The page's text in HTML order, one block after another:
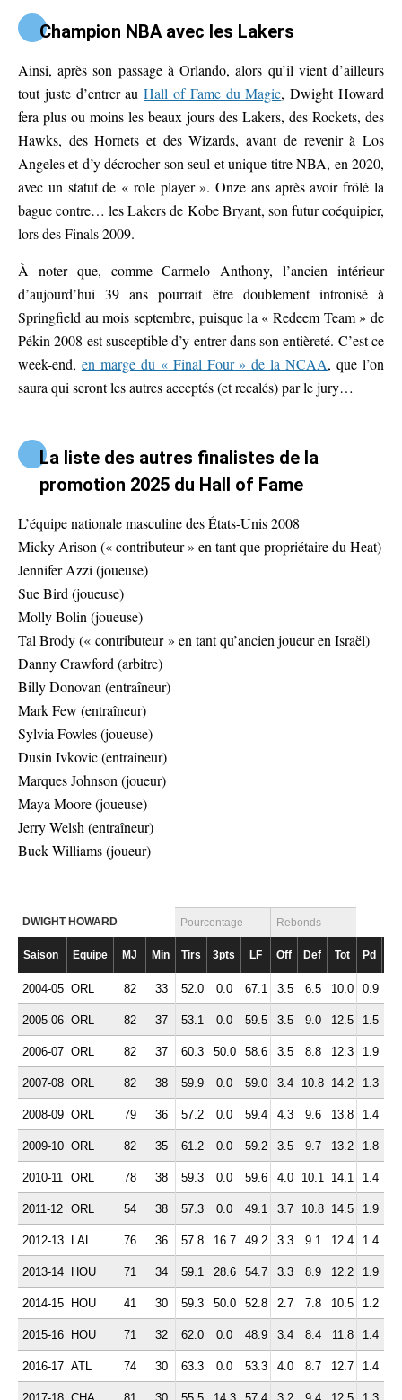
Champion NBA avec les Lakers
Ainsi, après son passage à Orlando, alors qu’il vient d’ailleurs
tout juste d’entrer auHall of Fame du Magic, Dwight Howard
fera plus ou moins les beaux jours des Lakers, des Rockets, des
Hawks, des Hornets et des Wizards, avant de revenir à Los
Angeles et d’y décrocher son seul et unique titre NBA, en 2020,
avec un statut de « role player ». Onze ans après avoir frôlé la
bague contre… les Lakers de Kobe Bryant, son futur coéquipier,
lors des Finals 2009.
À noter que, comme Carmelo Anthony, l’ancien intérieur
d’aujourd’hui 39 ans pourrait être doublement intronisé à
Springfield au mois septembre, puisque la « Redeem Team » de
Pékin 2008 est susceptible d’y entrer dans son entièreté. C’est ce
week-end, en marge du « Final Four » de la NCAA, que l’on
saura qui seront les autres acceptés (et recalés) par le jury…
La liste des autres finalistes de la
promotion 2025 du Hall of Fame
L’équipe nationale masculine des États-Unis 2008
Micky Arison (« contributeur » en tant que propriétaire du Heat)
Jennifer Azzi (joueuse)
Sue Bird (joueuse)
Molly Bolin (joueuse)
Tal Brody (« contributeur » en tant qu’ancien joueur en Israël)
Danny Crawford (arbitre)
Billy Donovan (entraîneur)
Mark Few (entraîneur)
Sylvia Fowles (joueuse)
Dusin Ivkovic (entraîneur)
Marques Johnson (joueur)
Maya Moore (joueuse)
Jerry Welsh (entraîneur)
Buck Williams (joueur)
DWIGHT HOWARD Pourcentage Rebonds
Saison Equipe MJ Min Tirs 3pts LF Off Def Tot Pd
2004-05 ORL 82 33 52.0 0.0 67.1 3.5 6.5 10.0 0.9
2005-06 ORL 82 37 53.1 0.0 59.5 3.5 9.0 12.5 1.5
2006-07 ORL 82 37 60.3 50.0 58.6 3.5 8.8 12.3 1.9
2007-08 ORL 82 38 59.9 0.0 59.0 3.4 10.8 14.2 1.3
2008-09 ORL 79 36 57.2 0.0 59.4 4.3 9.6 13.8 1.4
2009-10 ORL 82 35 61.2 0.0 59.2 3.5 9.7 13.2 1.8
2010-11 ORL 78 38 59.3 0.0 59.6 4.0 10.1 14.1 1.4
2011-12 ORL 54 38 57.3 0.0 49.1 3.7 10.8 14.5 1.9
2012-13 LAL 76 36 57.8 16.7 49.2 3.3 9.1 12.4 1.4
2013-14 HOU 71 34 59.1 28.6 54.7 3.3 8.9 12.2 1.9
2014-15 HOU 41 30 59.3 50.0 52.8 2.7 7.8 10.5 1.2
2015-16 HOU 71 32 62.0 0.0 48.9 3.4 8.4 11.8 1.4
2016-17 ATL 74 30 63.3 0.0 53.3 4.0 8.7 12.7 1.4